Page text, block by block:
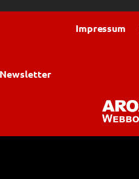
Impressum
Newsletter